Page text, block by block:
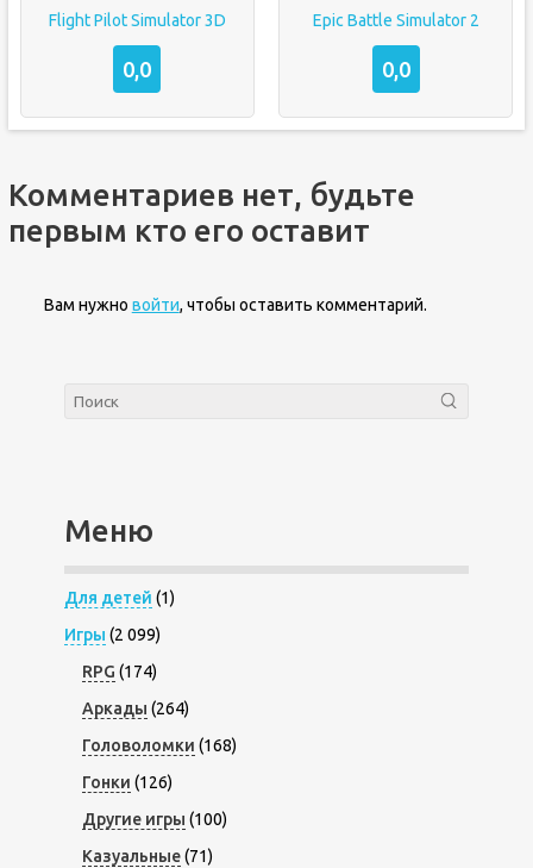
Flight Pilot Simulator 3D
0,0
Epic Battle Simulator 2
0,0
Комментариев нет, будьте
первым кто его оставит
Вам нужно войти, чтобы оставить комментарий.
Меню
Для детей (1)
Игры (2 099)
RPG (174)
Аркады (264)
Головоломки (168)
Гонки (126)
Другие игры (100)
Казуальные(71)